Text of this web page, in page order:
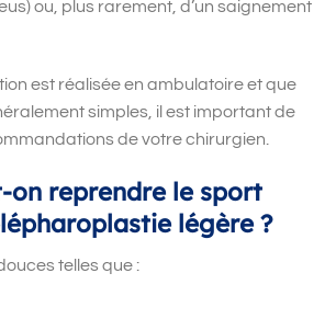
ou, plus rarement, d’un saignement
est réalisée en ambulatoire et que
simples, il est important de
de votre chirurgien.
on reprendre le sport
légère ?
telles que :